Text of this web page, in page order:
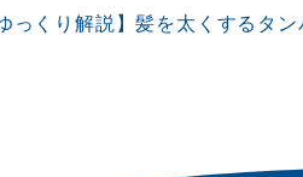
ゆっくり解説】髪を太くするタ